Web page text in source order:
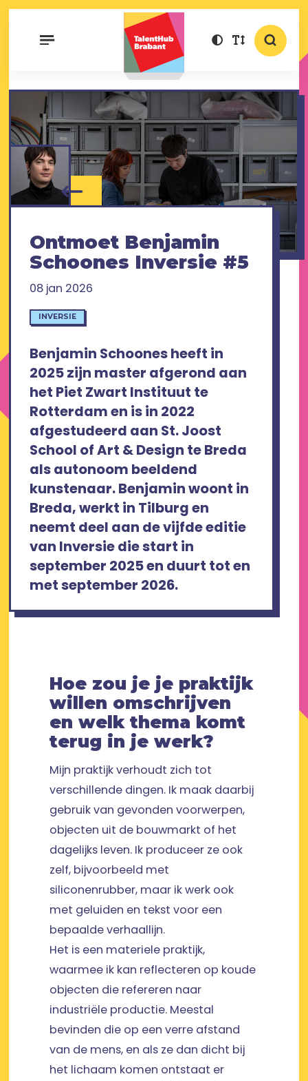
Ontmoet Benjamin
Schoones Inversie #5
08 jan 2026
INVERSIE
Benjamin Schoones heeft in
2025 zijn master afgerond aan
het Piet Zwart Instituut te
Rotterdam en is in 2022
afgestudeerd aan St. Joost
School of Art & Design te Breda
als autonoom beeldend
kunstenaar. Benjamin woont in
Breda, werkt in Tilburg en
neemt deel aan de vijfde editie
van Inversie die start in
september 2025 en duurt tot en
met september 2026.
Hoe zou je je praktijk
willen omschrijven
en welk thema komt
terug in je werk?
Mijn praktijk verhoudt zich tot
verschillende dingen. Ik maak daarbij
gebruik van gevonden voorwerpen,
objecten uit de bouwmarkt of het
dagelijks leven. Ik produceer ze ook
zelf, bijvoorbeeld met
siliconenrubber, maar ik werk ook
met geluiden en tekst voor een
bepaalde verhaallijn.
Het is een materiele praktijk,
waarmee ik kan reflecteren op koude
objecten die refereren naar
industriële productie. Meestal
bevinden die op een verre afstand
van de mens, en als ze dan dicht bij
het lichaam komen ontstaat er